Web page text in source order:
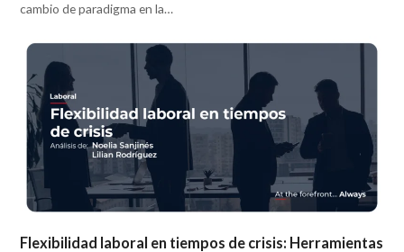
cambio de paradigma en la…
Flexibilidad laboral en tiempos de crisis: Herramientas